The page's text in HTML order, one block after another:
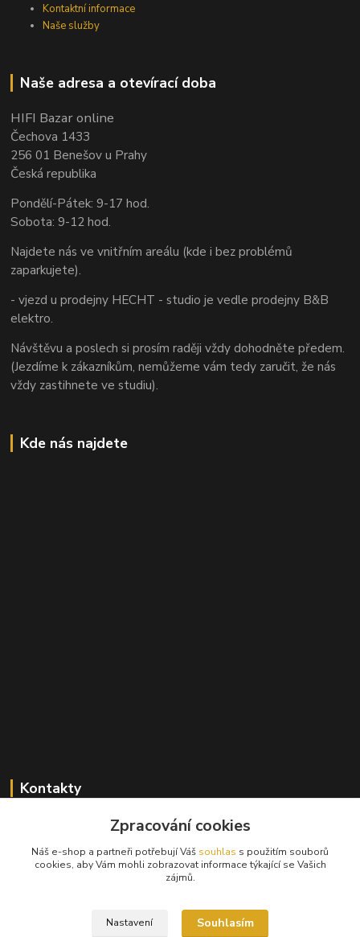
Kontaktní informace
Naše služby
Naše adresa a otevírací doba
HIFI Bazar online
Čechova 1433
256 01 Benešov u Prahy
Česká republika
Pondělí-Pátek: 9-17 hod.
Sobota: 9-12 hod.
Najdete nás ve vnitřním areálu (kde i bez problémů
zaparkujete).
- vjezd u prodejny HECHT - studio je vedle prodejny B&B
elektro.
Návštěvu a poslech si prosím raději vždy dohodněte předem.
(Jezdíme k zákazníkům, nemůžeme vám tedy zaručit, že nás
vždy zastihnete ve studiu).
Kde nás najdete
Kontakty
+420 603 824 940
info@hifibazar.online
Zpracování cookies
Náš e-shop a partneři potřebují Váš souhlas s použitím souborů
cookies, aby Vám mohli zobrazovat informace týkající se Vašich
zájmů.
Nastavení Souhlasím